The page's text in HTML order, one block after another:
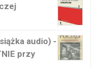
audio) -
przy